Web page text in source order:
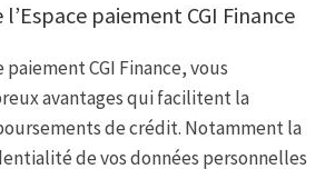
paiement CGI Finance
CGI Finance, vous
avantages qui facilitent la
de crédit. Notamment la
de vos données personnelles